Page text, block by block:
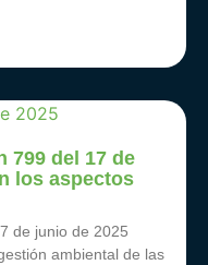
799 del 17 de
los aspectos
de junio de 2025
ambiental de las